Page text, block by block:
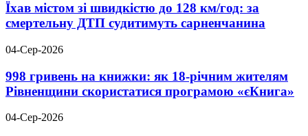
Їхав містом зі швидкістю до 128 км/год: за
смертельну ДТП судитимуть сарненчанина
04-Сер-2026
998 гривень на книжки: як 18-річним жителям
Рівненщини скористатися програмою «єКнига»
04-Сер-2026